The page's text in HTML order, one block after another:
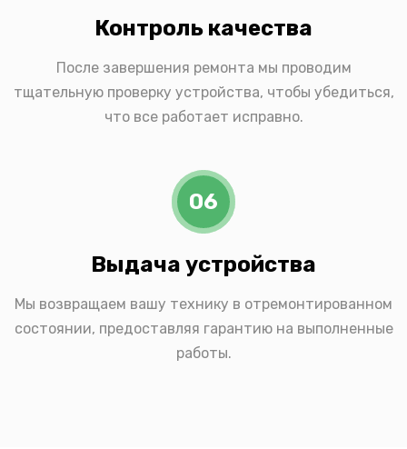
Контроль качества
После завершения ремонта мы проводим
тщательную проверку устройства, чтобы убедиться,
что все работает исправно.
06
Выдача устройства
Мы возвращаем вашу технику в отремонтированном
состоянии, предоставляя гарантию на выполненные
работы.